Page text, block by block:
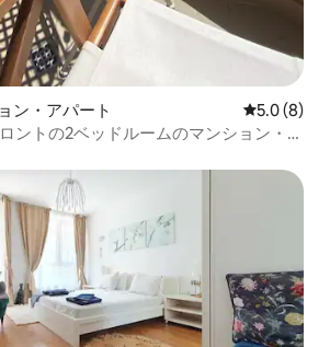
ン・アパート レビュー8
5.0 (8)
ントの2ベッドルームのマンション・ア